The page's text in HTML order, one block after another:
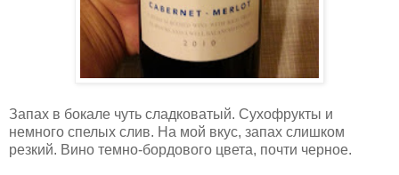
Запах в бокале чуть сладковатый. Сухофрукты и
немного спелых слив. На мой вкус, запах слишком
резкий. Вино темно-бордового цвета, почти черное.